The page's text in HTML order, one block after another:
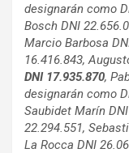
designarán como
Bosch DNI
Marcio Barbosa
16.416.843,
DNI 17.935.870,
designarán como
Saubidet Marín
22.294.551,
La Rocca DNI